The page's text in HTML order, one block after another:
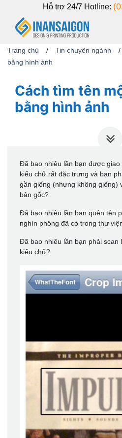
Hỗ trợ 24/7 Hotline:
Trang chủ / Tin chuyên ngành /
bằng hình ảnh
Cách tìm tên
bằng hình ảnh
Đã bao nhiêu lần bạn được
kiểu chữ rất đặc trưng và bạn
gần giống (nhưng không giống)
bản gốc?
Đã bao nhiêu lần bạn quên tên
nghìn phông đã có trong thư
Đã bao nhiêu lần bạn phải scan
kiểu chữ?